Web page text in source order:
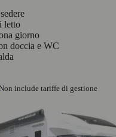
letto
giorno
doccia e WC
include tariffe di gestione